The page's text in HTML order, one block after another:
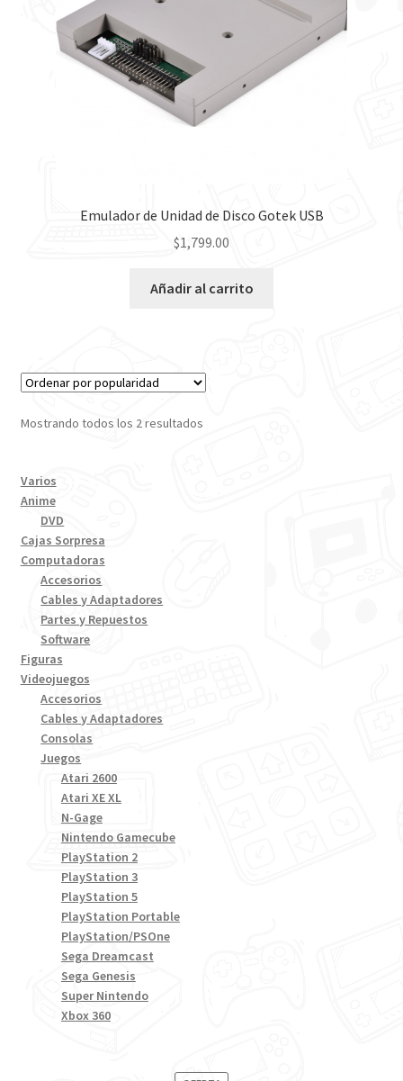
Emulador de Unidad de Disco Gotek USB
$1,799.00
Añadir al carrito
Mostrando todos los 2 resultados
Varios
Anime
DVD
Cajas Sorpresa
Computadoras
Accesorios
Cables y Adaptadores
Partes y Repuestos
Software
Figuras
Videojuegos
Accesorios
Cables y Adaptadores
Consolas
Juegos
Atari 2600
Atari XE XL
N-Gage
Nintendo Gamecube
PlayStation 2
PlayStation 3
PlayStation 5
PlayStation Portable
PlayStation/PSOne
Sega Dreamcast
Sega Genesis
Super Nintendo
Xbox 360